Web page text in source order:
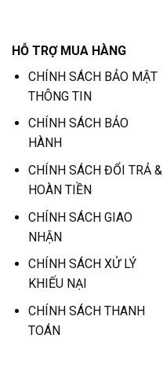
HỖ TRỢ MUA HÀNG
CHÍNH SÁCH BẢO MẬT
THÔNG TIN
CHÍNH SÁCH BẢO
HÀNH
CHÍNH SÁCH ĐỔI TRẢ &
HOÀN TIỀN
CHÍNH SÁCH GIAO
NHẬN
CHÍNH SÁCH XỬ LÝ
KHIẾU NẠI
CHÍNH SÁCH THANH
TOÁN